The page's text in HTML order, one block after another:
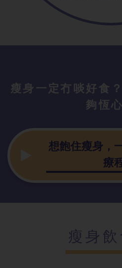
瘦身一定冇啖好食
夠恆
想飽住瘦身，
療
瘦身